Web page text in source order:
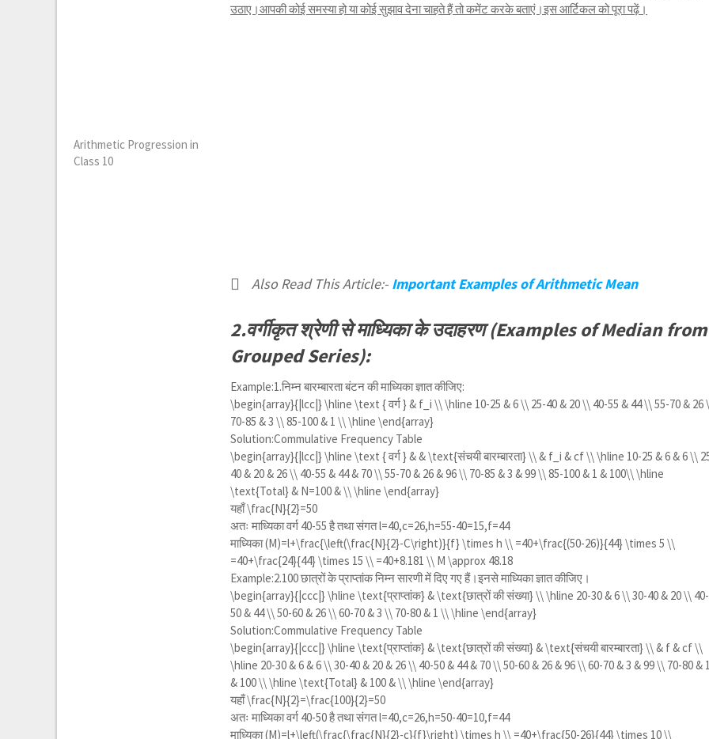
उठाए।आपकी कोई समस्या हो या कोई सुझाव देना चाहते हैं तो कमेंट करके बताएं।इस आर्टिकल को पूरा पढ़ें।
Also Read This Article:- Important Examples of Arithmetic Mean
2.वर्गीकृत श्रेणी से माध्यिका के उदाहरण (Examples of Median from
Grouped Series):
Example:1.निम्न बारम्बारता बंटन की माध्यिका ज्ञात कीजिए:
\begin{array}{|lcc|} \hline \text { वर्ग } & f_i \\ \hline 10-25 & 6 \\ 25-40 & 20 \\ 40-55 & 44 \\ 55-70 & 26
70-85 & 3 \\ 85-100 & 1 \\ \hline \end{array}
Solution:Commulative Frequency Table
\begin{array}{|lcc|} \hline \text { वर्ग } & & \text{संचयी बारम्बारता} \\ & f_i & cf \\ \hline 10-25 & 6 & 6 \\
40 & 20 & 26 \\ 40-55 & 44 & 70 \\ 55-70 & 26 & 96 \\ 70-85 & 3 & 99 \\ 85-100 & 1 & 100\\ \hline
\text{Total} & N=100 & \\ \hline \end{array}
यहाँ\frac{N}{2}=50
अतः माध्यिका वर्ग 40-55 है तथा संगत l=40,c=26,h=55-40=15,f=44
माध्यिका(M)=l+\frac{\left(\frac{N}{2}-C\right)}{f} \times h \\ =40+\frac{(50-26)}{44} \times 5 \\
=40+\frac{24}{44} \times 15 \\ =40+8.181 \\ M \approx 48.18
Example:2.100 छात्रों के प्राप्तांक निम्न सारणी में दिए गए हैं।इनसे माध्यिका ज्ञात कीजिए।
\begin{array}{|ccc|} \hline \text{प्राप्तांक} & \text{छात्रों की संख्या} \\ \hline 20-30 & 6 \\ 30-40 & 20 \\ 40-
50 & 44 \\ 50-60 & 26 \\ 60-70 & 3 \\ 70-80 & 1 \\ \hline \end{array}
Solution:Commulative Frequency Table
\begin{array}{|ccc|} \hline \text{प्राप्तांक} & \text{छात्रों की संख्या} & \text{संचयी बारम्बारता} \\ & f & cf \\
\hline 20-30 & 6 & 6 \\ 30-40 & 20 & 26 \\ 40-50 & 44 & 70 \\ 50-60 & 26 & 96 \\ 60-70 & 3 & 99 \\ 70-80 &
& 100 \\ \hline \text{Total} & 100 & \\ \hline \end{array}
यहाँ\frac{N}{2}=\frac{100}{2}=50
अतः माध्यिका वर्ग 40-50 है तथा संगत l=40,c=26,h=50-40=10,f=44
माध्यिका(M)=l+\left(\frac{\frac{N}{2}-c}{f}\right) \times h \\ =40+\frac{50-26}{44} \times 10 \\
Arithmetic Progression in
Class 10